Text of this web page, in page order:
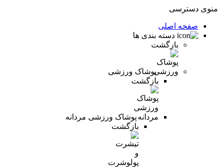
منوی دسترسی
صفحه اصلی
دسته بندی ها
بازگشت
پوشاک ورزشی
بازگشت
پوشاک ورزشی مردانه
بازگشت